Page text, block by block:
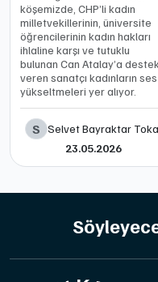
köşemizde, CHP’li kadın
milletvekillerinin, üniversite
öğrencilerinin kadın hakları
ihlaline karşı ve tutuklu
bulunan Can Atalay’a destek
veren sanatçı kadınların ses
yükseltmeleri yer alıyor.
S Selvet Bayraktar
23.05.2026